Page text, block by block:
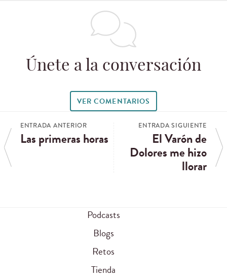
Únete a la conversación
VER COMENTARIOS
ENTRADA ANTERIOR
Las primeras horas
ENTRADA SIGUIENTE
El Varón de
Dolores me hizo
llorar
Podcasts
Blogs
Retos
Tienda